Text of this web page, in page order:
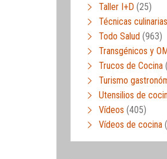
Taller I+D (25)
Técnicas culinarias
Todo Salud (963)
Transgénicos y
Trucos de Cocina
Turismo
Utensilios de
Vídeos (405)
Vídeos de cocina